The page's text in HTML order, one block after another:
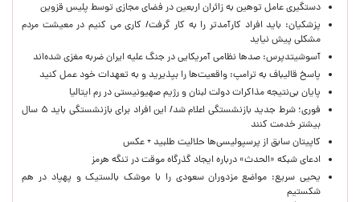
دستگیری عامل توهین به زائران اربعین در فضای مجازی توسط پلیس قزوین
پزشکیان: باید افراد کارآمدتر را به کار گرفت/ کاری می کنیم در معیشت مردم
مشکلی پیش نیاید
آسوشیتدپرس: صدها نظامی آمریکایی در جنگ علیه ایران ضربه مغزی شده‌اند
پاسخ قالیباف به ترامپ: واقعیت‌ها را بپذیرید و به تعهدات خود عمل کنید
پایان بی‌نتیجه مذاکرات دولت لبنان و رژیم صهیونیستی در رم ایتالیا
فوری؛ شرط جدید بازنشستگی اعلام شد/ این افراد برای بازنشستگی باید ۵ سال
بیشتر خدمت کنند
کاپیتان سابق از پرسپولیسی‌ها حلالیت طلبید + عکس
ادعای شبکه «الحدث» درباره ایجاد گذرگاه موقت در تنگه هرمز
یحیی سریع: مواضع مزدوران سعودی را با موشک بالستیک و پهپاد در هم
شکستیم